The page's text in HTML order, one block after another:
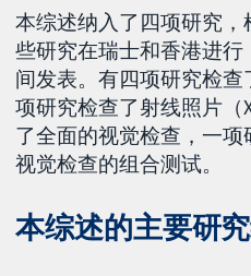
本综述纳入了四项研究
些研究在瑞士和香港进行
间发表。有四项研究检
项研究检查了射线照片（
了全面的视觉检查，一项
视觉检查的组合测试。
本综述的主要研